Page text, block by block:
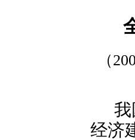
（
经济